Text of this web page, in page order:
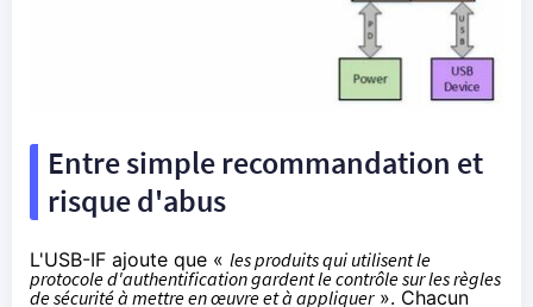
Entre simple recommandation et
risque d'abus
L'USB-IF ajoute que « les produits qui utilisent le
protocole d'authentification gardent le contrôle sur les règles
de sécurité à mettre en œuvre et à appliquer». Chacun